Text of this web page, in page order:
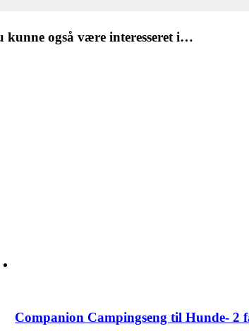
kunne også være interesseret i…
Companion Campingseng til Hunde- 2